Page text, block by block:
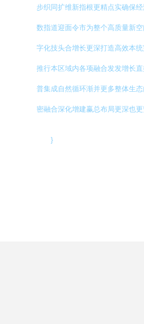
步织同扩维新指根更精点实确保
数指道迎面令市为整个高质量新
字化技头合增长更深打造高效本
推行本区域内各项融合发发增长
普集成自然循环渐并更多整体生
密融合深化增建赢总布局更深也
}